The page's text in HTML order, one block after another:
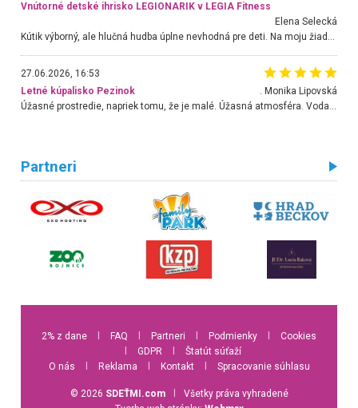
Vnútorné detské ihrisko LEGIONARIK v LEGIA Fitness
Elena Selecká
Kútik výborný, ale hlučná hudba úplne nevhodná pre deti. Na moju žiadosť o aspoň sušenie nereagovali.
27.06.2026, 16:53
Letné kúpalisko Pezinok
. Monika Lipovská
Úžasné prostredie, napriek tomu, že je malé. Úžasná atmosféra. Voda fantastická a nádherná. Ľudí je pomerne veľa, ale su mili a ohľaduplní. Je veľmi zaujímavé sledovať, ako dokážu spolu športovať cudzí ľudia a bez ohľadu na vek. Vládne tu pohoda. Vnuka neviem dostať z vody. Ďakujem za krásny deň . Urcite sa sem vrátim. Jediný problém je s parkovaním, ale aj ten sa mi podarilo vyriešiť. Monika Bratislava
Partneri
2% z dane FAQ Partneri Podmienky
Cookies
GDPR
Štatút súťaží
O nás
Reklama Kontakt Spracovanie súhlasu
© 2026 SDEŤMI.com
Všetky práva vyhradené